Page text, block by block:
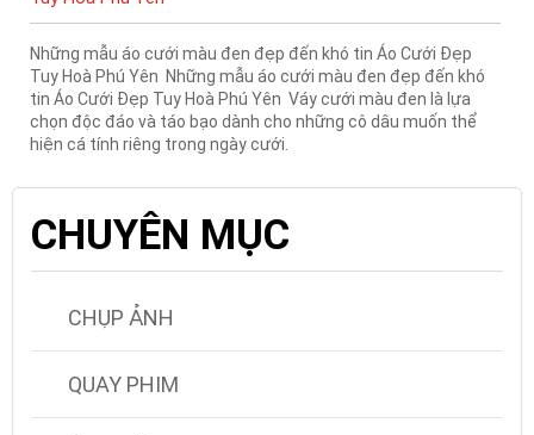
Những mẫu áo cưới màu đen đẹp đến khó tin Áo Cưới Đẹp
Tuy Hoà Phú Yên Những mẫu áo cưới màu đen đẹp đến khó
tin Áo Cưới Đẹp Tuy Hoà Phú Yên Váy cưới màu đen là lựa
chọn độc đáo và táo bạo dành cho những cô dâu muốn thể
hiện cá tính riêng trong ngày cưới.
CHUYÊN MỤC
CHỤP ẢNH
QUAY PHIM